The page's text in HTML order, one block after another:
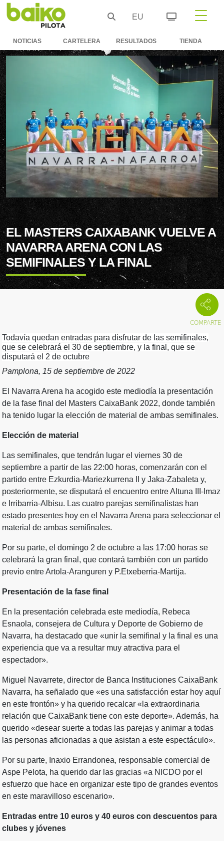
EU
NOTICIAS CARTELERA RESULTADOS TIENDA
EL MASTERS CAIXABANK VUELVE A
NAVARRA ARENA CON LAS
SEMIFINALES Y LA FINAL
Todavía quedan entradas para disfrutar de las semifinales,
que se celebrará el 30 de septiembre, y la final, que se
disputará el 2 de octubre
Pamplona, 15 de septiembre de 2022
El Navarra Arena ha acogido este mediodía la presentación
de la fase final del Masters CaixaBank 2022, donde también
ha tenido lugar la elección de material de ambas semifinales.
Elección de material
Las semifinales, que tendrán lugar el viernes 30 de
septiembre a partir de las 22:00 horas, comenzarán con el
partido entre Ezkurdia-Mariezkurrena II y Jaka-Zabaleta y,
posteriormente, se disputará el encuentro entre Altuna III-Imaz
e Irribarria-Albisu. Las cuatro parejas semifinalistas han
estado presentes hoy en el Navarra Arena para seleccionar el
material de ambas semifinales.
Por su parte, el domingo 2 de octubre a las 17:00 horas se
celebrará la gran final, que contará también con un partido
previo entre Artola-Aranguren y P.Etxeberria-Martija.
Presentación de la fase final
En la presentación celebrada este mediodía, Rebeca
Esnaola, consejera de Cultura y Deporte de Gobierno de
Navarra, ha destacado que «unir la semifinal y la final es una
experiencia que va a resultar muy atractiva para el
espectador».
Miguel Navarrete, director de Banca Instituciones CaixaBank
Navarra, ha señalado que «es una satisfacción estar hoy aquí
en este frontón» y ha querido recalcar «la extraordinaria
relación que CaixaBank tiene con este deporte». Además, ha
querido «desear suerte a todas las parejas y animar a todas
las personas aficionadas a que asistan a este espectáculo».
Por su parte, Inaxio Errandonea, responsable comercial de
Aspe Pelota, ha querido dar las gracias «a NICDO por el
esfuerzo que hace en organizar este tipo de grandes eventos
en este maravilloso escenario».
Entradas entre 10 euros y 40 euros con descuentos para
clubes y jóvenes